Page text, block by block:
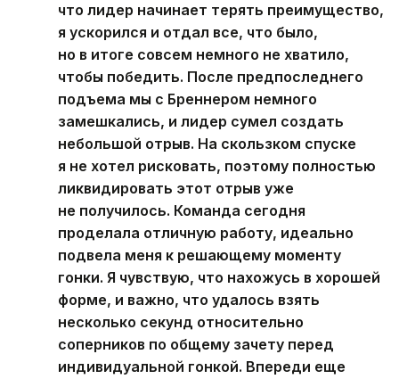
что лидер начинает терять преимущество,
я ускорился и отдал все, что было,
но в итоге совсем немного не хватило,
чтобы победить. После предпоследнего
подъема мы с Бреннером немного
замешкались, и лидер сумел создать
небольшой отрыв. На скользком спуске
я не хотел рисковать, поэтому полностью
ликвидировать этот отрыв уже
не получилось. Команда сегодня
проделала отличную работу, идеально
подвела меня к решающему моменту
гонки. Я чувствую, что нахожусь в хорошей
форме, и важно, что удалось взять
несколько секунд относительно
соперников по общему зачету перед
индивидуальной гонкой. Впереди еще